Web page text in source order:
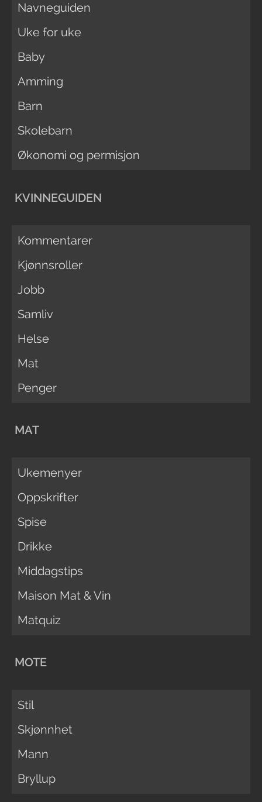
Navneguiden
Uke for uke
Baby
Amming
Barn
Skolebarn
Økonomi og permisjon
KVINNEGUIDEN
Kommentarer
Kjønnsroller
Jobb
Samliv
Helse
Mat
Penger
MAT
Ukemenyer
Oppskrifter
Spise
Drikke
Middagstips
Maison Mat & Vin
Matquiz
MOTE
Stil
Skjønnhet
Mann
Bryllup